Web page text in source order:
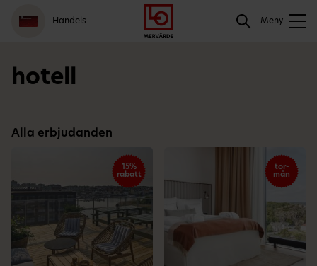
Gå
till
meny
Logga
in
Hoppa
till
innehåll
Handels Meny
Sök
hotell
Alla erbjudanden
15%
rabatt
tor-
mån